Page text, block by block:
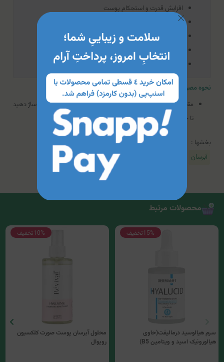
افزایش قدرت و استحکام پوست
تغذیه، تقویت و بازسازی پوست
مناسب انواع پوست
پایه مناسب آرایش
دارای بافت سبک
نحوه مصرف سرم يونيورسال سين بيونيم
مقداری از سرم را روی پوست تمیز خود و قبل از کرم‌های دیگر، ماساژ دهید
تا جذب شود.
بخشها :
آبرسان
محصولات مرتبط
15%تخفیف
سرم هیالوسید درمالیفت(حاوی
هیالورونیک اسید و ویتامین B5)
10%تخفیف
محلول آبرسان پوست صورت کلکسیون
رویوال